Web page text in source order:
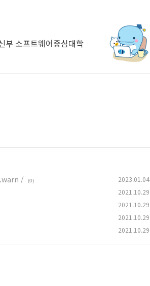
부 소프트웨어중심대학
/
(0) 2023.01.04
2021.10.29
2021.10.29
2021.10.29
2021.10.29